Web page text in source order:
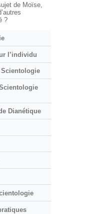
de Moïse,
?
l’individu
Scientologie
Dianétique